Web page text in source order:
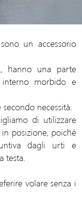
un accessorio
hanno una parte
morbido e
necessità.
di utilizzare
posizione, poiché
dagli urti e
testa.
volare senza i